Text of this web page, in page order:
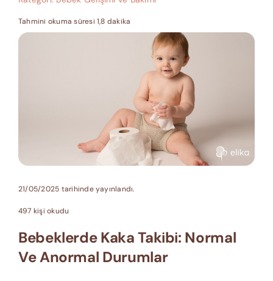
Tahmini okuma süresi 1,8 dakika
21/05/2025 tarihinde yayınlandı.
497 kişi okudu
Bebeklerde Kaka Takibi: Normal
Ve Anormal Durumlar